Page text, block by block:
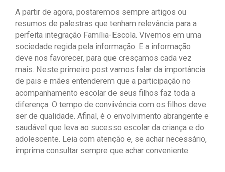
A partir de agora, postaremos sempre artigos ou
resumos de palestras que tenham relevância para a
perfeita integração Família-Escola. Vivemos em uma
sociedade regida pela informação. E a informação
deve nos favorecer, para que cresçamos cada vez
mais. Neste primeiro post vamos falar da importância
de pais e mães entenderem que a participação no
acompanhamento escolar de seus filhos faz toda a
diferença. O tempo de convivência com os filhos deve
ser de qualidade. Afinal, é o envolvimento abrangente e
saudável que leva ao sucesso escolar da criança e do
adolescente. Leia com atenção e, se achar necessário,
imprima consultar sempre que achar conveniente.